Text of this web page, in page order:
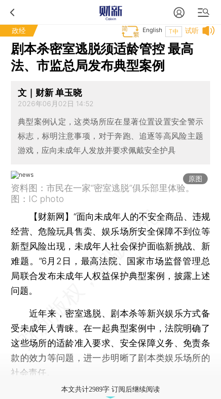
政经 试听
T中
English
剧本杀密室逃脱须适龄管控 最高
法、市监总局发布典型案例
文｜财新 单玉晓
2026年06月02日 14:52
典型案例认定，这类场所应在显著位置设置安全警示
标志，标明注意事项，对于奔跑、追逐等高风险主题
游戏，应向未成年人发放并要求佩戴安全护具
原图
资料图：市民在一家“密室逃脱”俱乐部里体验。
图：IC photo
【财新网】 “面向未成年人的不安全商品、违规
经营、危险玩具售卖、娱乐场所安全保障不到位等
新型风险出现，未成年人社会保护面临新挑战、新
难题。”6月2日，最高法院、国家市场监督管理总
局联合发布未成年人权益保护典型案例，披露上述
问题。
近年来，密室逃脱、剧本杀等新兴娱乐方式备
受未成年人青睐。在一起典型案例中，法院明确了
这些场所的适龄准入要求、安全保障义务、免责条
款的效力等问题，进一步明晰了剧本类娱乐场所的
社会责任。
本文共计2989字 订阅后继续阅读